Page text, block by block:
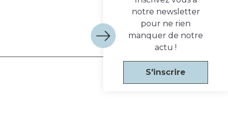
notre newsletter
pour ne rien
manquer de notre
actu !
S'inscrire